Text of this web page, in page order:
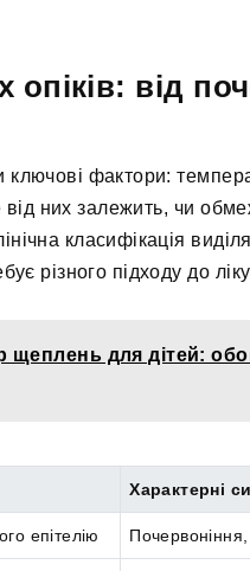
опіків: від
ключові фактори:
від них залежить, чи
класифікація
різного підходу до
щеплень для дітей:
Характерні
епітелію